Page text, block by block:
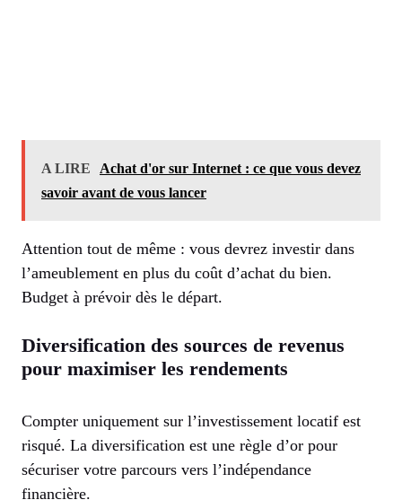
A LIRE
Achat d'or sur Internet : ce que vous devez
savoir avant de vous lancer
Attention tout de même : vous devrez investir dans
l’ameublement en plus du coût d’achat du bien.
Budget à prévoir dès le départ.
Diversification des sources de revenus
pour maximiser les rendements
Compter uniquement sur l’investissement locatif est
risqué. La diversification est une règle d’or pour
sécuriser votre parcours vers l’indépendance
financière.